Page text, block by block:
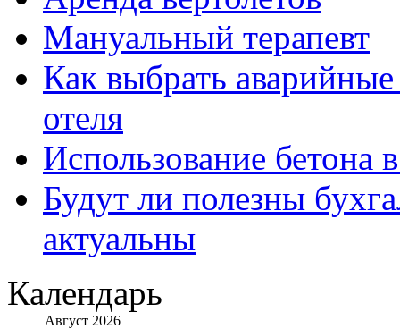
Мануальный терапевт
Как выбрать
отеля
Использование бетона
Будут ли полезны
актуальны
Календарь
Август 2026